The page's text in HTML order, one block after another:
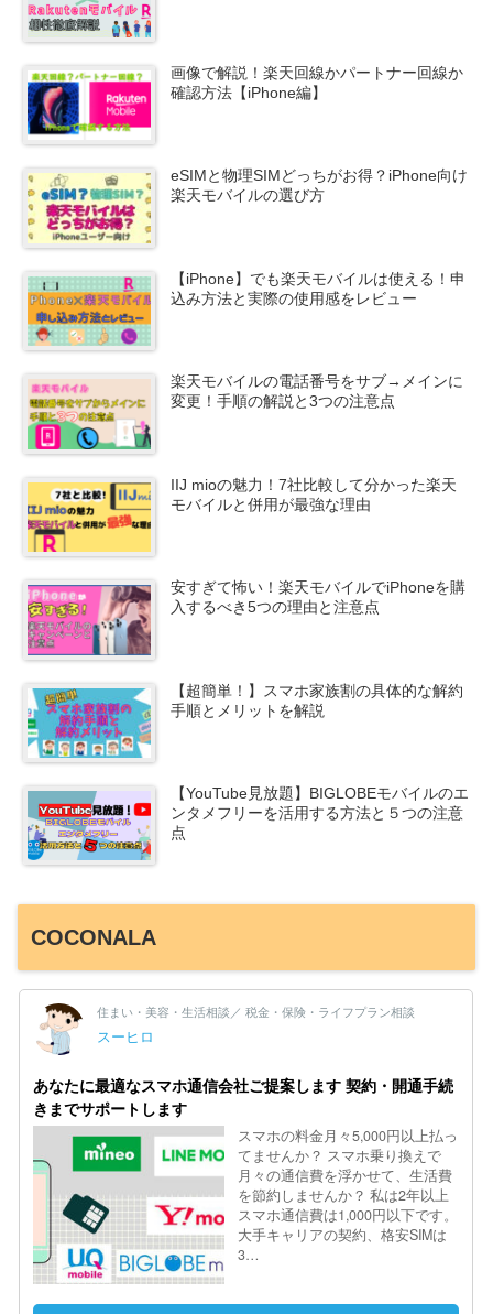
画像で解説！楽天回線かパートナー回線か
確認方法【iPhone編】
eSIMと物理SIMどっちがお得？iPhone向け
楽天モバイルの選び方
【iPhone】でも楽天モバイルは使える！申
込み方法と実際の使用感をレビュー
楽天モバイルの電話番号をサブ→メインに
変更！手順の解説と3つの注意点
IIJ mioの魅力！7社比較して分かった楽天
モバイルと併用が最強な理由
安すぎて怖い！楽天モバイルでiPhoneを購
入するべき5つの理由と注意点
【超簡単！】スマホ家族割の具体的な解約
手順とメリットを解説
【YouTube見放題】BIGLOBEモバイルのエ
ンタメフリーを活用する方法と５つの注意
点
COCONALA